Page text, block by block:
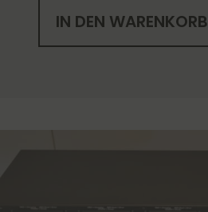
IN DEN WARENKORB